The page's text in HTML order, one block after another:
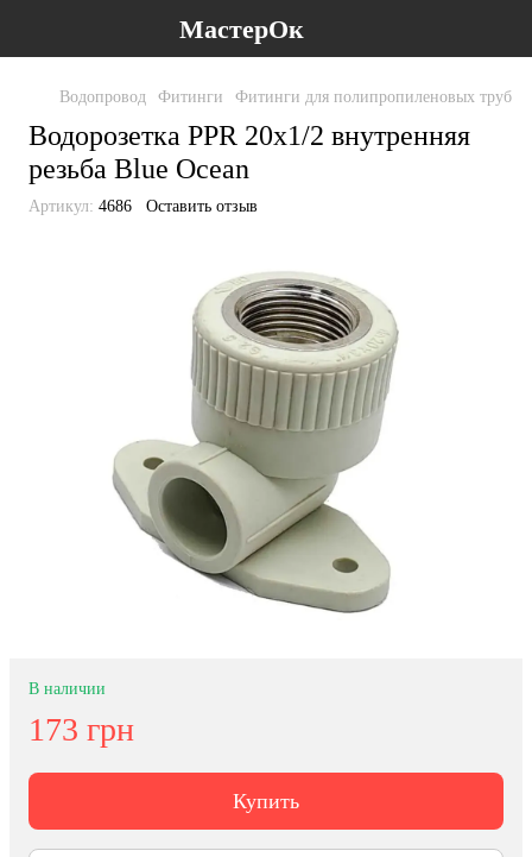
МастерОк
Водопровод Фитинги Фитинги для полипропиленовых труб
Водорозетка PPR 20х1/2 внутренняя
резьба Blue Ocean
Артикул: 4686 Оставить отзыв
В наличии
173 грн
Купить